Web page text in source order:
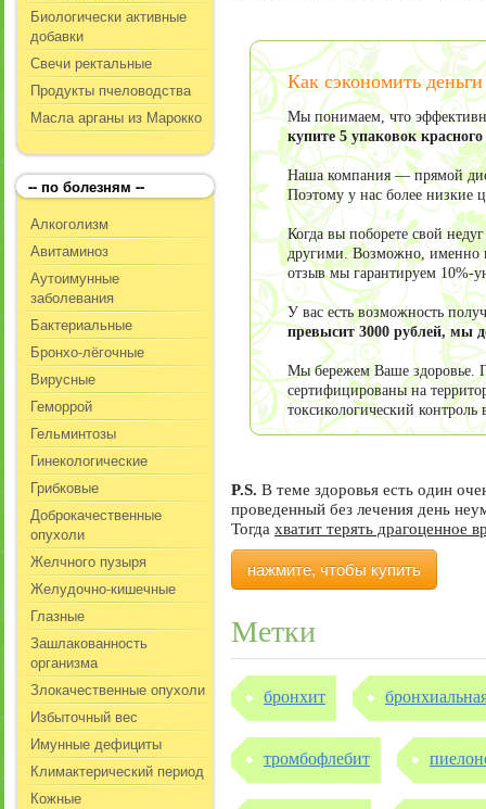
Биологически активные
добавки
Свечи ректальные
Продукты пчеловодства
Масла арганы из Марокко
-- по болезням --
Алкоголизм
Авитаминоз
Аутоимунные
заболевания
Бактериальные
Бронхо-лёгочные
Вирусные
Геморрой
Гельминтозы
Гинекологические
Грибковые
Доброкачественные
опухоли
Желчного пузыря
Желудочно-кишечные
Глазные
Зашлакованность
организма
Злокачественные опухоли
Избыточный вес
Имунные дефициты
Климактерический период
Кожные
Как сэкономить
Мы понимаем, что
купите 5 упаковок
Наша компания — прямой
Поэтому у нас более низкие
Когда вы поборете свой
другими. Возможно, именно
отзыв мы гарантируем 10%-
У вас есть возможность
превысит 3000 рублей, мы
Мы бережем Ваше здоровье.
сертифицированы на
токсикологический контроль
P.S. В теме здоровья есть один
проведенный без лечения день
Тогда хватит терять драгоценное
нажмите, чтобы купить
Метки
бронхит
тромбофлебит